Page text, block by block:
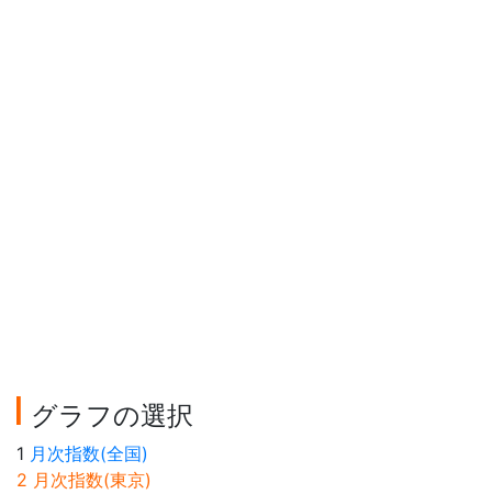
グラフの選択
1 月次指数(全国)
2 月次指数(東京)